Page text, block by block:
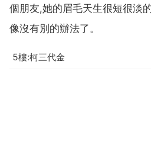
個朋友,她的眉毛天生很短很淡
像沒有別的辦法了。
5樓:柯三代金